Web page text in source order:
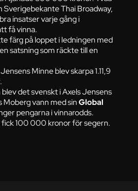
Sverigebekante Thai Broadway,
insatser varje gång i
få vinna.
färg på loppet i ledningen med
satsning som räckte till en
Minne blev skarpa 1.11,9
blev det svenskt i Axels Jensens
Moberg vann med sinGlobal
pengarna i vinnarodds.
fick 100 000 kronor för segern.